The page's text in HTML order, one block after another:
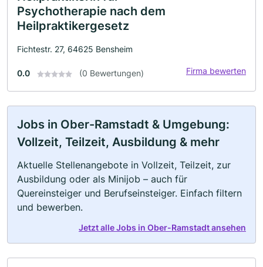
Psychotherapie nach dem
Heilpraktikergesetz
Fichtestr. 27, 64625 Bensheim
0.0 (0 Bewertungen) Firma bewerten
Jobs in Ober-Ramstadt & Umgebung:
Vollzeit, Teilzeit, Ausbildung & mehr
Aktuelle Stellenangebote in Vollzeit, Teilzeit, zur
Ausbildung oder als Minijob – auch für
Quereinsteiger und Berufseinsteiger. Einfach filtern
und bewerben.
Jetzt alle Jobs in Ober-Ramstadt ansehen